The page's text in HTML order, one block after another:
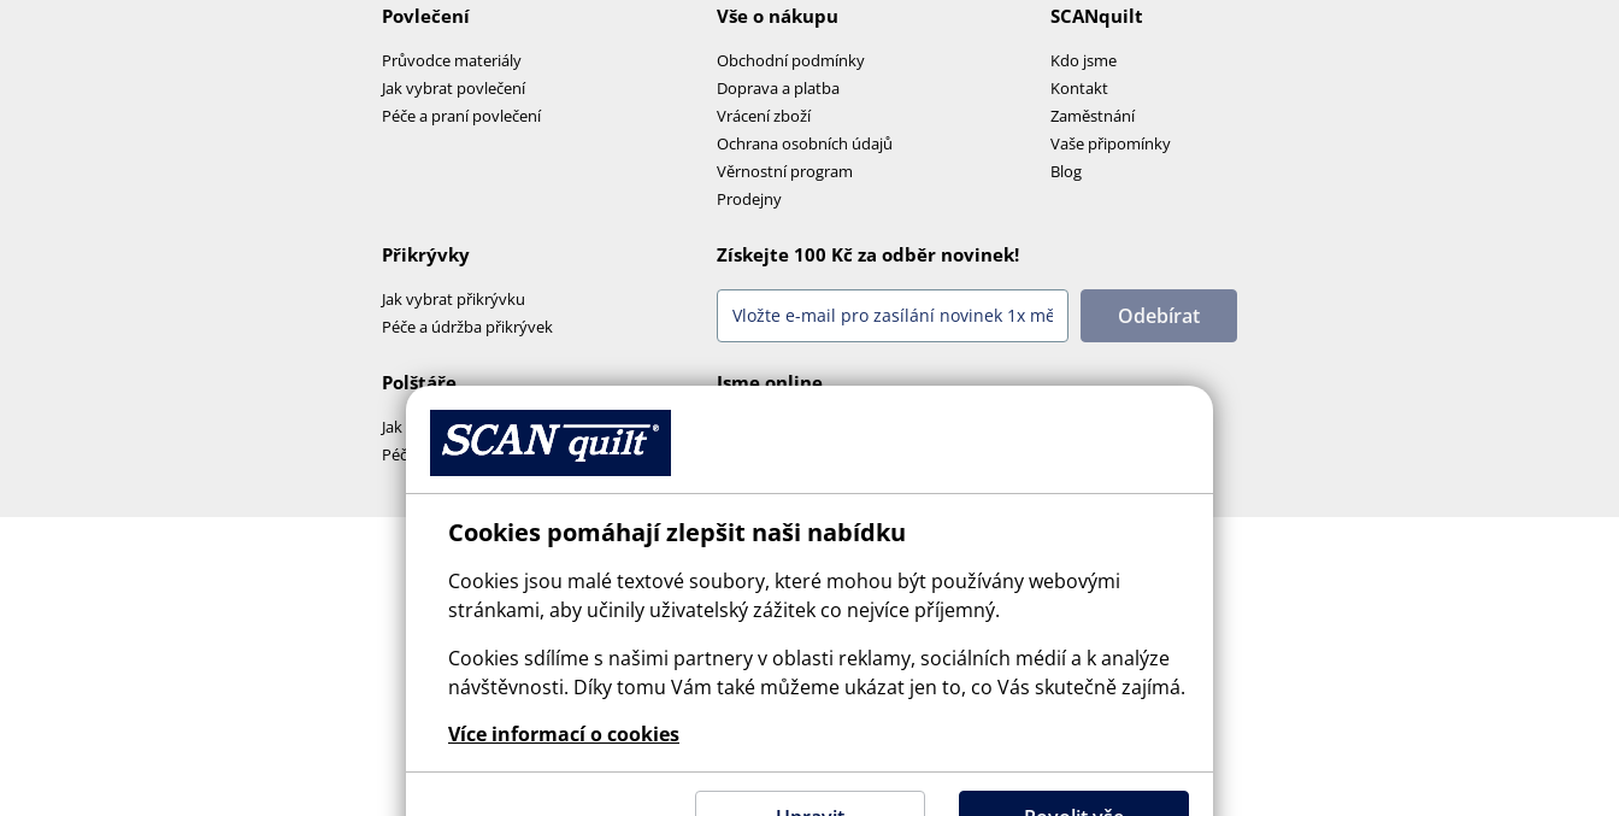
Povlečení
Průvodce materiály
Jak vybrat povlečení
Péče a praní povlečení
Vše o nákupu
Obchodní podmínky
Doprava a platba
Vrácení zboží
Ochrana osobních údajů
Věrnostní program
Prodejny
SCANquilt
Kdo jsme
Kontakt
Zaměstnání
Vaše připomínky
Blog
Přikrývky
Jak vybrat přikrývku
Péče a údržba přikrývek
Polštáře
Jak vybrat polštář
Péče a praní polštářů
Získejte 100 Kč za odběr novinek!
Odebírat
Jsme online
© 2026 SCANquilt - všechna práva vyhrazena
This site is protected by reCAPTCHA and the Google
Cookies pomáhají zlepšit naši nabídku
Cookies jsou malé textové soubory, které mohou být používány webovými
stránkami, aby učinily uživatelský zážitek co nejvíce příjemný.
Cookies sdílíme s našimi partnery v oblasti reklamy, sociálních médií a k analýze
návštěvnosti. Díky tomu Vám také můžeme ukázat jen to, co Vás skutečně zajímá.
Více informací o cookies